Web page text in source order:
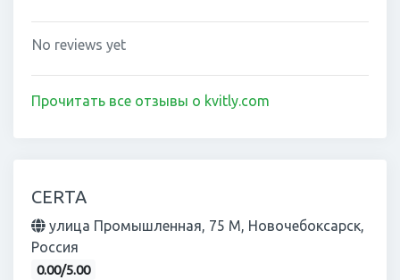
No reviews yet
Прочитать все отзывы о kvitly.com
CERTA
улица Промышленная, 75 М, Новочебоксарск,
Россия
0.00/5.00